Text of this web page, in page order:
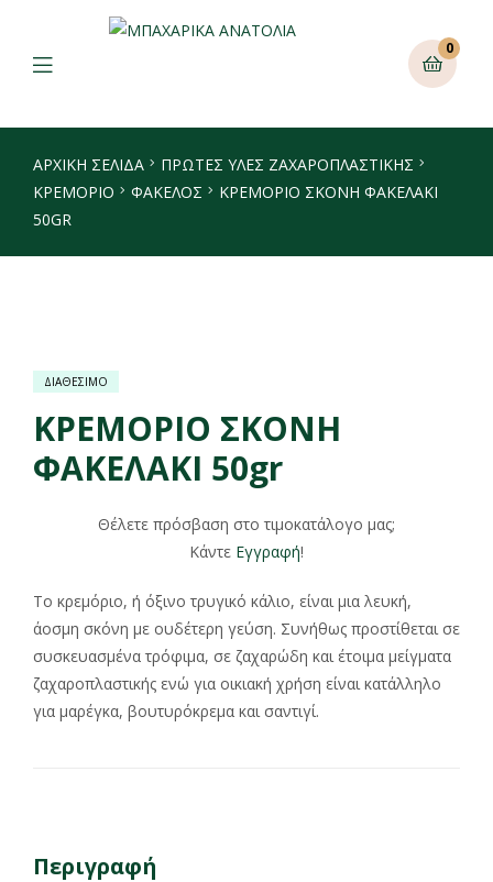
0
ΑΡΧΙΚΉ ΣΕΛΊΔΑ
ΠΡΩΤΕΣ ΥΛΕΣ ΖΑΧΑΡΟΠΛΑΣΤΙΚΗΣ
ΚΡΕΜΌΡΙΟ
ΦΆΚΕΛΟΣ
ΚΡΕΜΟΡΙΟ ΣΚΟΝΗ ΦΑΚΕΛΑΚΙ
50GR
ΔΙΑΘΕΣΙΜΟ
ΚΡΕΜΟΡΙΟ ΣΚΟΝΗ
ΦΑΚΕΛΑΚΙ 50gr
Θέλετε πρόσβαση στο τιμοκατάλογο μας;
Κάντε Εγγραφή!
Το κρεμόριο, ή όξινο τρυγικό κάλιο, είναι μια λευκή,
άοσμη σκόνη με ουδέτερη γεύση. Συνήθως προστίθεται σε
συσκευασμένα τρόφιμα, σε ζαχαρώδη και έτοιμα μείγματα
ζαχαροπλαστικής ενώ για οικιακή χρήση είναι κατάλληλο
για μαρέγκα, βουτυρόκρεμα και σαντιγί.
Περιγραφή